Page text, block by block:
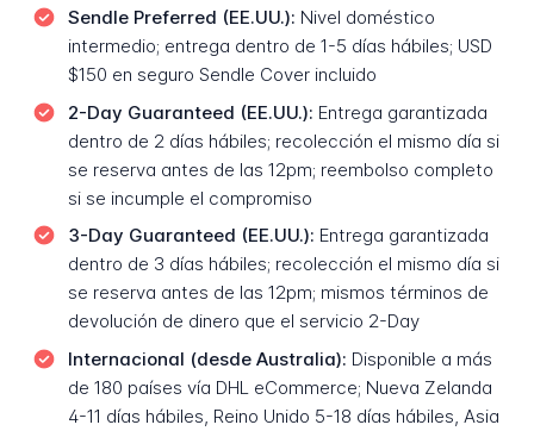
Sendle Preferred (EE.UU.): Nivel doméstico
intermedio; entrega dentro de 1-5 días hábiles; USD
$150 en seguro Sendle Cover incluido
2-Day Guaranteed (EE.UU.): Entrega garantizada
dentro de 2 días hábiles; recolección el mismo día si
se reserva antes de las 12pm; reembolso completo
si se incumple el compromiso
3-Day Guaranteed (EE.UU.): Entrega garantizada
dentro de 3 días hábiles; recolección el mismo día si
se reserva antes de las 12pm; mismos términos de
devolución de dinero que el servicio 2-Day
Internacional (desde Australia): Disponible a más
de 180 países vía DHL eCommerce; Nueva Zelanda
4-11 días hábiles, Reino Unido 5-18 días hábiles, Asia